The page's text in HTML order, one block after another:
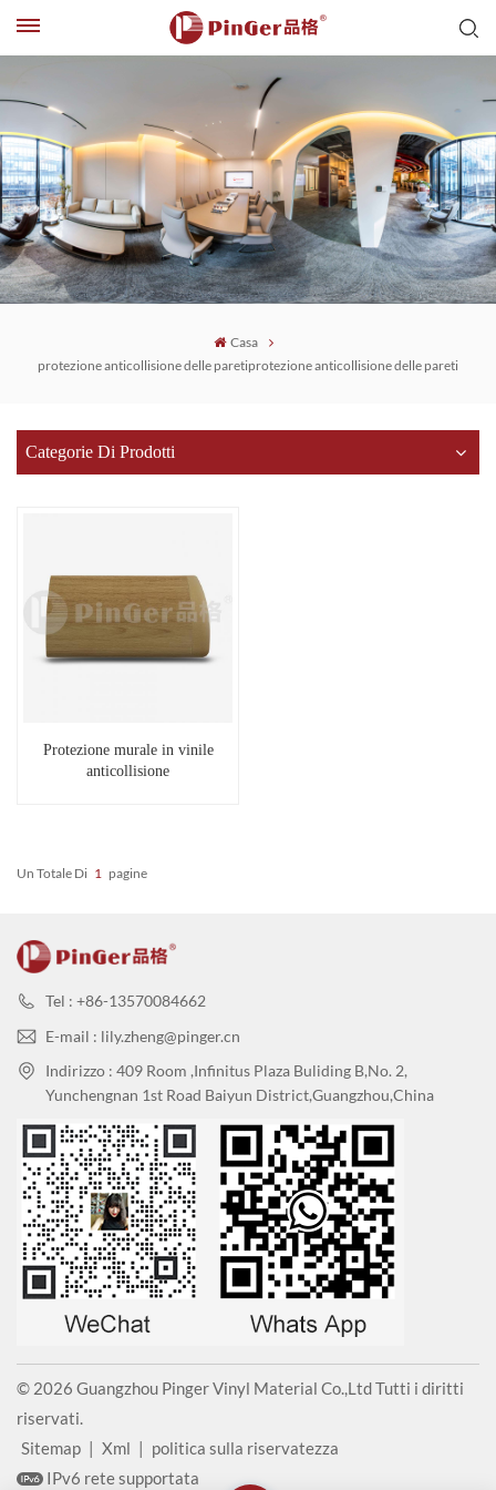
Casa
protezione anticollisione delle paretiprotezione anticollisione delle pareti
Categorie Di Prodotti
Protezione murale in vinile
anticollisione
Un Totale Di 1 Pagine
Tel : +86-13570084662
E-mail : lily.zheng@pinger.cn
Indirizzo : 409 Room ,Infinitus Plaza Buliding B,No. 2,
Yunchengnan 1st Road Baiyun District,Guangzhou,China
© 2026 Guangzhou Pinger Vinyl Material Co.,Ltd Tutti i diritti
riservati.
Sitemap | Xml | politica sulla riservatezza
IPv6 rete supportata